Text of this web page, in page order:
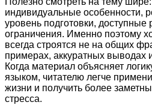
индивидуальные особенности,
уровень подготовки,
ограничения. Именно поэтому
всегда строятся не на общих
примерах, аккуратных выводах
Когда материал объясняет
языком, читателю легче
жизни и получить более
стресса.